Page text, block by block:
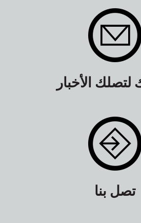
الأخبار
تصل بنا